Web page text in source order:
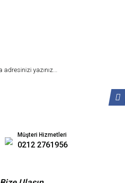
Müşteri Hizmetleri
0212 2761956